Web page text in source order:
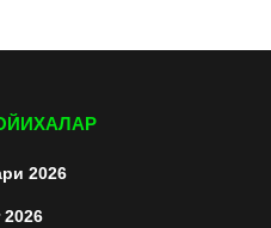
2026